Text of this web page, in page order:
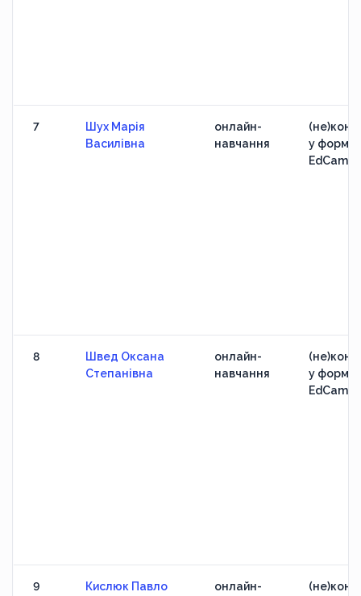
7
Шух Марія
Василівна
онлайн-
навчання
у
EdCamp
8
Швед Оксана
Степанівна
онлайн-
навчання
у
EdCamp
9
Кислюк Павло
онлайн-